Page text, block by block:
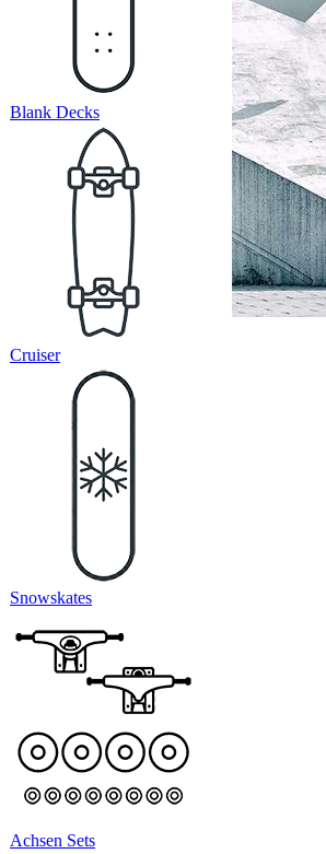
Blank Decks
Cruiser
Snowskates
Achsen Sets